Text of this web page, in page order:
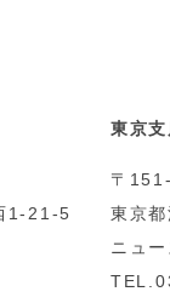
1-21-5
東京支
〒
東京
ニュ